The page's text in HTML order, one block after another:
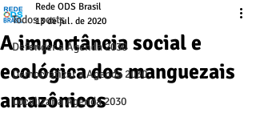
Todos posts
Defender a Agenda 2030
Democratizar a Agenda 2030
Localizar a Agenda 2030
A importância social e
ecológica dos manguezais
amazônicos
Rede ODS Brasil
13 de jul. de 2020